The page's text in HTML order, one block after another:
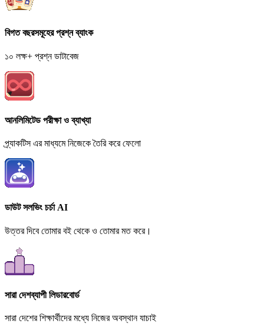
বিগত বছরসমূহের প্রশ্ন ব্যাংক
১০ লক্ষ+ প্রশ্ন ডাটাবেজ
আনলিমিটেড পরীক্ষা ও ব্যাখ্যা
প্র্যাকটিস এর মাধ্যমে নিজেকে তৈরি করে ফেলো
ডাউট সলভিং চর্চা AI
উত্তর দিবে তোমার বই থেকে ও তোমার মত করে।
সারা দেশব্যাপী লিডারবোর্ড
সারা দেশের শিক্ষার্থীদের মধ্যে নিজের অবস্থান যাচাই